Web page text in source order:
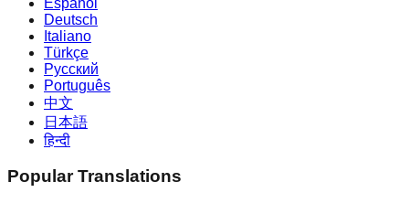
Español
Deutsch
Italiano
Türkçe
Русский
Português
中文
日本語
हिन्दी
Popular Translations